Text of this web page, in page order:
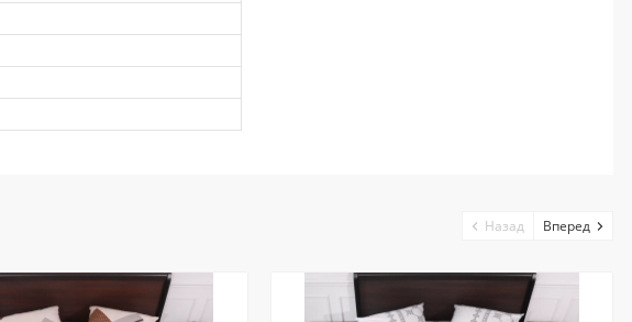
Назад Вперед